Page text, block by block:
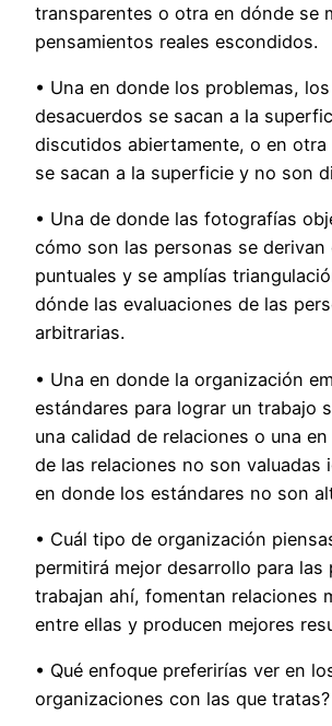
transparentes o otra en dónde se
pensamientos reales escondidos.
• Una en donde los problemas,
desacuerdos se sacan a la
discutidos abiertamente, o en otra
se sacan a la superficie y no son
• Una de donde las fotografías
cómo son las personas se derivan
puntuales y se amplías
dónde las evaluaciones de las
arbitrarias.
• Una en donde la organización
estándares para lograr un trabajo
una calidad de relaciones o una
de las relaciones no son valuadas
en donde los estándares no son
• Cuál tipo de organización
permitirá mejor desarrollo para las
trabajan ahí, fomentan relaciones
entre ellas y producen mejores
• Qué enfoque preferirías ver en
organizaciones con las que tratas?